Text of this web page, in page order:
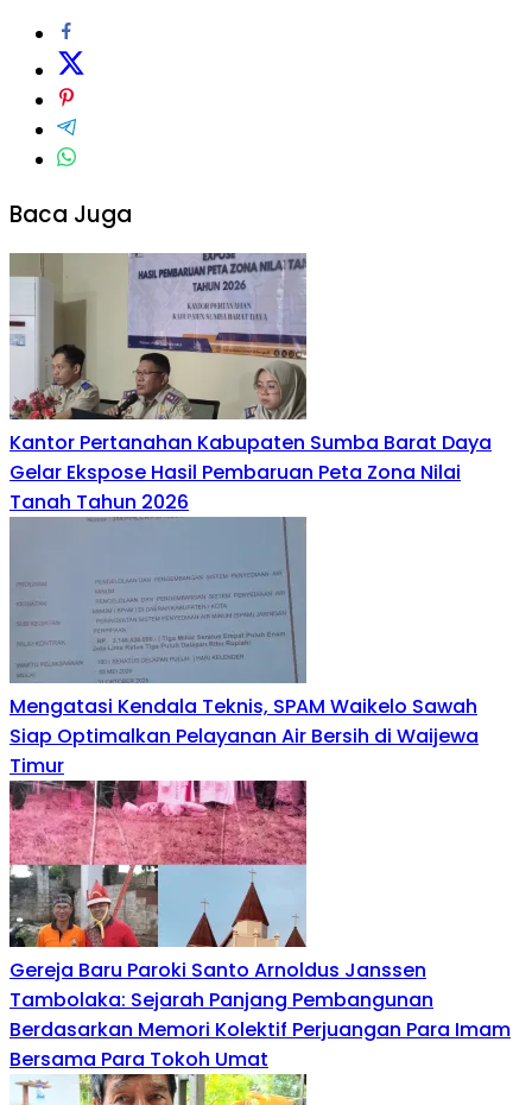
Baca Juga
Kantor Pertanahan Kabupaten Sumba Barat Daya
Gelar Ekspose Hasil Pembaruan Peta Zona Nilai
Tanah Tahun 2026
Mengatasi Kendala Teknis, SPAM Waikelo Sawah
Siap Optimalkan Pelayanan Air Bersih di Waijewa
Timur
Gereja Baru Paroki Santo Arnoldus Janssen
Tambolaka: Sejarah Panjang Pembangunan
Berdasarkan Memori Kolektif Perjuangan Para Imam
Bersama Para Tokoh Umat